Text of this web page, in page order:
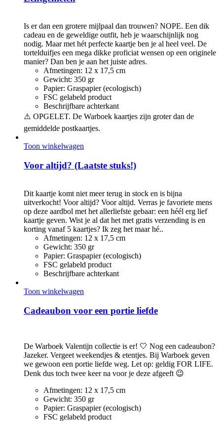
Is er dan een grotere mijlpaal dan trouwen? NOPE. Een dik
cadeau en de geweldige outfit, heb je waarschijnlijk nog
nodig. Maar met hét perfecte kaartje ben je al heel veel. De
tortelduifjes een mega dikke proficiat wensen op een originele
manier? Dan ben je aan het juiste adres.
Afmetingen: 12 x 17,5 cm
Gewicht: 350 gr
Papier: Graspapier (ecologisch)
FSC gelabeld product
Beschrijfbare achterkant
⚠️ OPGELET. De Warboek kaartjes zijn groter dan de
gemiddelde postkaartjes.
Toon winkelwagen
Voor altijd? (Laatste stuks!)
Dit kaartje komt niet meer terug in stock en is bijna
uitverkocht! Voor altijd? Voor altijd. Verras je favoriete mens
op deze aardbol met het allerliefste gebaar: een héél erg lief
kaartje geven. Wist je al dat het met gratis verzending is en
korting vanaf 5 kaartjes? Ik zeg het maar hé..
Afmetingen: 12 x 17,5 cm
Gewicht: 350 gr
Papier: Graspapier (ecologisch)
FSC gelabeld product
Beschrijfbare achterkant
Toon winkelwagen
Cadeaubon voor een portie liefde
De Warboek Valentijn collectie is er! 🤍 Nog een cadeaubon?
Jazeker. Vergeet weekendjes & etentjes. Bij Warboek geven
we gewoon een portie liefde weg. Let op: geldig FOR LIFE.
Denk dus toch twee keer na voor je deze afgeeft 😉
Afmetingen: 12 x 17,5 cm
Gewicht: 350 gr
Papier: Graspapier (ecologisch)
FSC gelabeld product